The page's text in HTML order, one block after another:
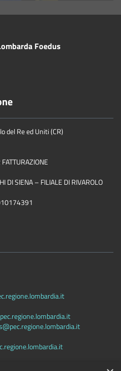
Foedus
del Re ed Uniti (CR)
DI SIENA – FILIALE DI RIVAROLO